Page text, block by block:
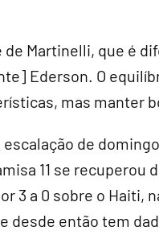
de Martinelli, que é
Ederson. O
mas manter
escalação de
11 se
3 a 0 sobre o Haiti,
desde então tem